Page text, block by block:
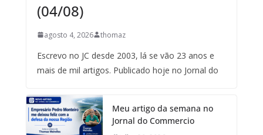
(04/08)
agosto 4, 2026 thomaz
Escrevo no JC desde 2003, lá se vão 23 anos e
mais de mil artigos. Publicado hoje no Jornal do
Meu artigo da semana no
Jornal do Commercio